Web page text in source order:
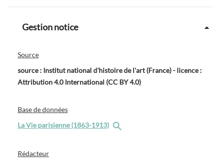
Gestion notice
Source
source : Institut national d'histoire de l'art (France) - licence :
Attribution 4.0 International (CC BY 4.0)
Base de données
La Vie parisienne (1863-1913)
Rédacteur